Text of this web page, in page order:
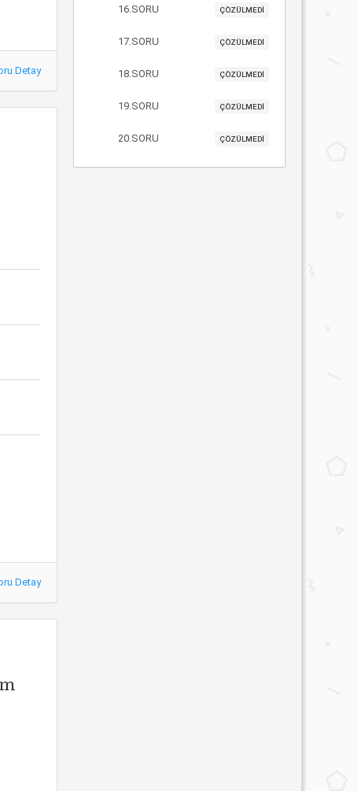
Detay
Detay
16.SORU ÇÖZÜLMEDİ
17.SORU ÇÖZÜLMEDİ
18.SORU ÇÖZÜLMEDİ
19.SORU ÇÖZÜLMEDİ
20.SORU ÇÖZÜLMEDİ